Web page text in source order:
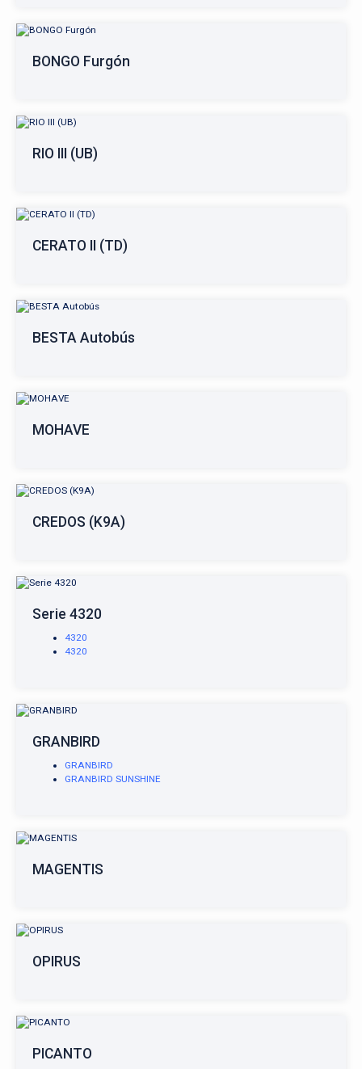
BONGO Furgón
RIO III (UB)
CERATO II (TD)
BESTA Autobús
MOHAVE
CREDOS (K9A)
Serie 4320
4320
4320
GRANBIRD
GRANBIRD
GRANBIRD SUNSHINE
MAGENTIS
OPIRUS
PICANTO